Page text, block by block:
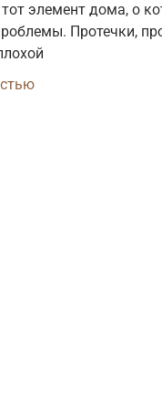
элемент дома, о
Протечки,